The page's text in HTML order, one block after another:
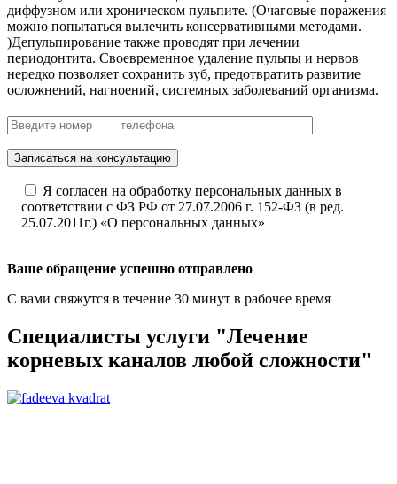
диффузном или хроническом пульпите. (Очаговые поражения
можно попытаться вылечить консервативными методами.
)Депульпирование также проводят при лечении
периодонтита. Своевременное удаление пульпы и нервов
нередко позволяет сохранить зуб, предотвратить развитие
осложнений, нагноений, системных заболеваний организма.
Записаться на консультацию
Я согласен на обработку персональных данных в
соответствии с ФЗ РФ от 27.07.2006 г. 152-ФЗ (в ред.
25.07.2011г.) «О персональных данных»
Ваше обращение успешно отправлено
С вами свяжутся в течение 30 минут в рабочее время
Специалисты услуги "Лечение
корневых каналов любой сложности"